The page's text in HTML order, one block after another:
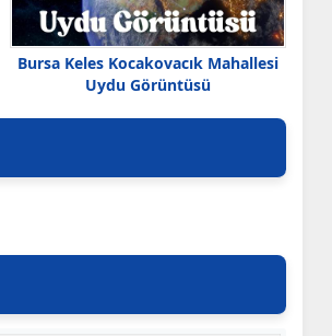
Bursa Keles Kocakovacık Mahallesi
Uydu Görüntüsü